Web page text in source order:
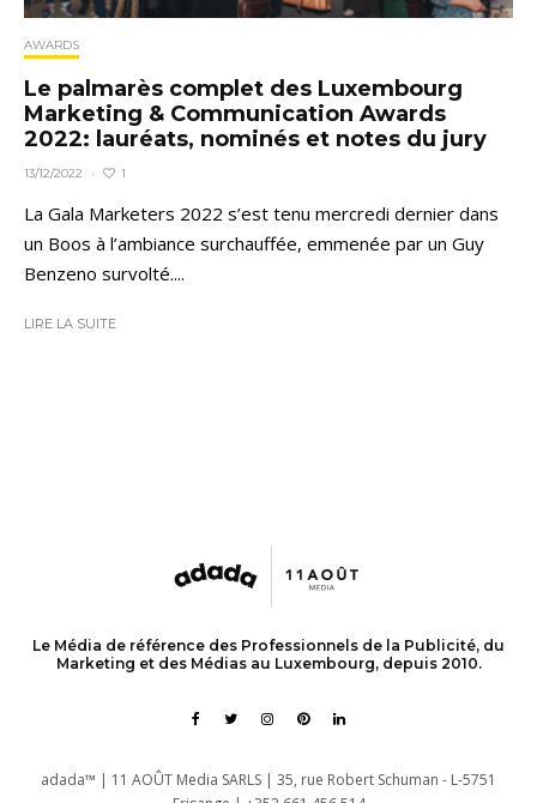
AWARDS
Le palmarès complet des Luxembourg
Marketing & Communication Awards
2022: lauréats, nominés et notes du jury
13/12/2022 · 1
La Gala Marketers 2022 s’est tenu mercredi dernier dans
un Boos à l’ambiance surchauffée, emmenée par un Guy
Benzeno survolté....
LIRE LA SUITE
Le Média de référence des Professionnels de la Publicité, du
Marketing et des Médias au Luxembourg, depuis 2010.
adada™ | 11 AOÛT Media SARLS | 35, rue Robert Schuman - L-5751